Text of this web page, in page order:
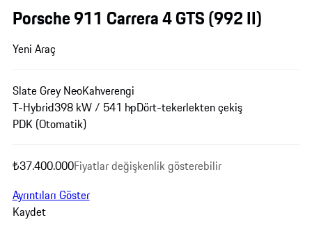
Porsche 911 Carrera 4 GTS(992 II)
Yeni Araç
Slate Grey NeoKahverengi
T-Hybrid398 kW / 541 hpDört-tekerlekten çekiş
PDK (Otomatik)
₺37.400.000Fiyatlar değişkenlik gösterebilir
Ayrıntıları Göster
Kaydet